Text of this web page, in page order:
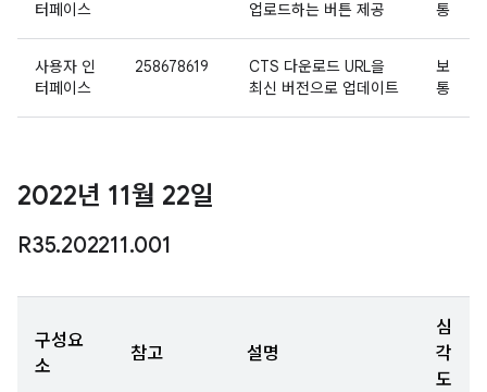
터페이스 업로드하는 버튼 제공 통
사용자 인
터페이스
258678619
CTS 다운로드 URL을
최신 버전으로 업데이트
보
통
2022년 11월 22일
R35.202211.001
구성요
소
참고 설명
심
각
도